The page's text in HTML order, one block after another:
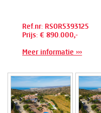
Ref.nr: RSOR5393125
Prijs: € 890.000,-
Meer informatie ›››